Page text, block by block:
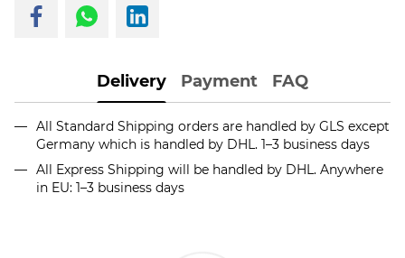
Delivery Payment FAQ
All Standard Shipping orders are handled by GLS except
Germany which is handled by DHL. 1–3 business days
All Express Shipping will be handled by DHL. Anywhere
in EU: 1–3 business days